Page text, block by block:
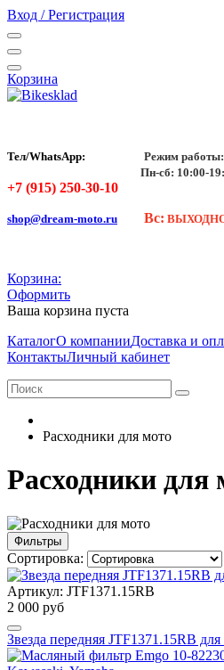
Вход / Регистрация
Корзина
Тел/WhatsApp:
Режим работы:
Пн-сб: 10:00-
+7 (915) 250-30-10
shop@dream-moto.ru Вс:
Корзина:
Оформить
Ваша корзина пуста
КаталогО компанииДоставка и
КонтактыЛичный кабинет
Расходники для мото
Расходники для
Фильтры
Сортировка:
Артикул: JTF1371.15RB
2 000 руб
Звезда передняя JTF1371.15RB